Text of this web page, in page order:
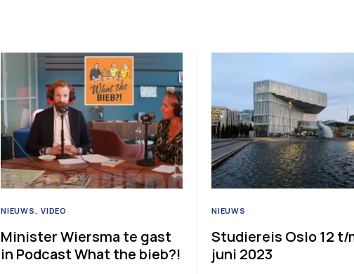
NIEUWS VIDEO
Minister Wiersma te gast
in Podcast What the bieb?!
NIEUWS
Studiereis Oslo 12 t/
juni 2023